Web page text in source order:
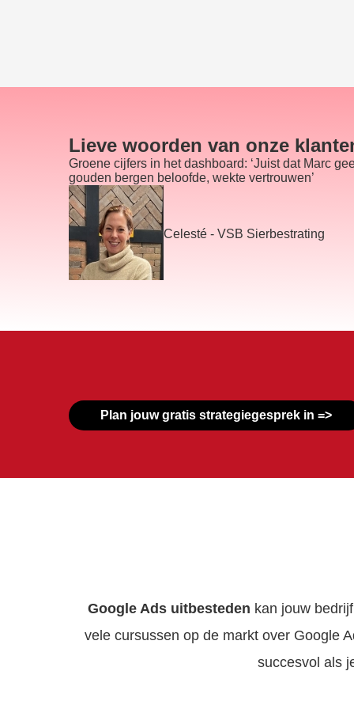
Lieve woorden van onze
Groene cijfers in het dashboard: ‘Juist dat Marc
gouden bergen beloofde, wekte vertrouwen’
Celesté - VSB Sierbestrating
Plan jouw gratis strategiegesprek in =>
Google Ads uitbesteden kan jouw
vele cursussen op de markt over Google
succesvol als